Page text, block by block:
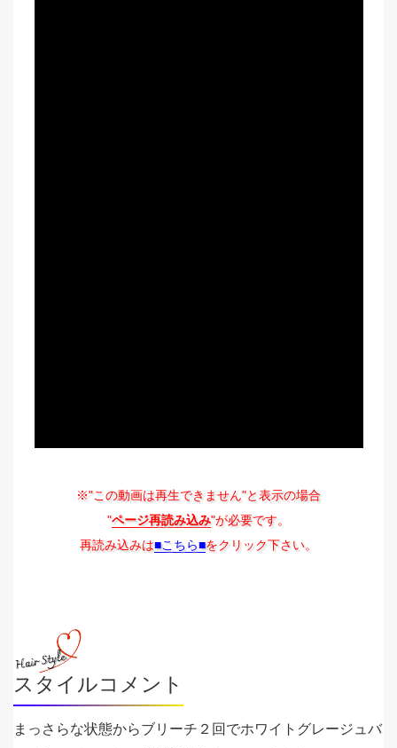
※"この動画は再生できません"と表示の場合
"ページ再読み込み"が必要です。
再読み込みは■こちら■をクリック下さい。
スタイルコメント
まっさらな状態からブリーチ２回でホワイトグレージュバ